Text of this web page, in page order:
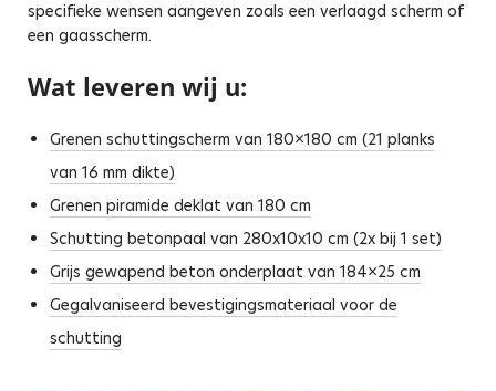
specifieke wensen aangeven zoals een verlaagd scherm of
een gaasscherm.
Wat leveren wij u:
Grenen schuttingscherm van 180×180 cm (21 planks
van 16 mm dikte)
Grenen piramide deklat van 180 cm
Schutting betonpaal van 280x10x10 cm (2x bij 1 set)
Grijs gewapend beton onderplaat van 184×25 cm
Gegalvaniseerd bevestigingsmateriaal voor de
schutting